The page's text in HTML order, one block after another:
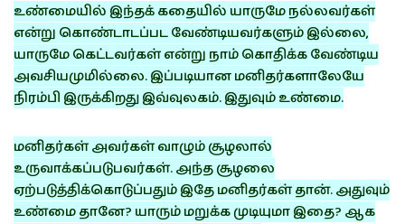
உண்மையில் இந்தக் கதையில் யாருமே நல்லவர்கள்
என்று கொண்டாடப்பட வேண்டியவர்களும் இல்லை,
யாருமே கெட்டவர்கள் என்று நாம் கொதிக்க வேண்டிய
அவசியமுமில்லை. இப்படியான மனிதர்களாலேயே
நிரம்பி இருக்கிறது இவ்வுலகம். இதுவும் உண்மை.
மனிதர்கள் அவர்கள் வாழும் சூழலால்
உருவாக்கப்படுபவர்கள். அந்த சூழலை
ஏற்படுத்திக்கொடுப்பதும் இதே மனிதர்கள் தான். அதுவும்
உண்மை தானே? யாரும் மறுக்க முடியுமா இதை? ஆக